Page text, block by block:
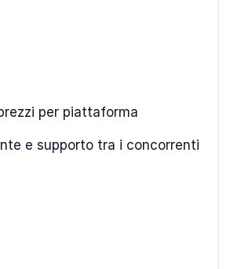
per piattaforma
e supporto tra i concorrenti